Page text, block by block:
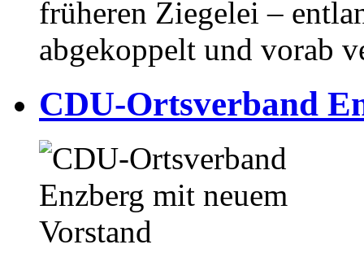
früheren Ziegelei –
abgekoppelt und vorab
CDU-Ortsverband